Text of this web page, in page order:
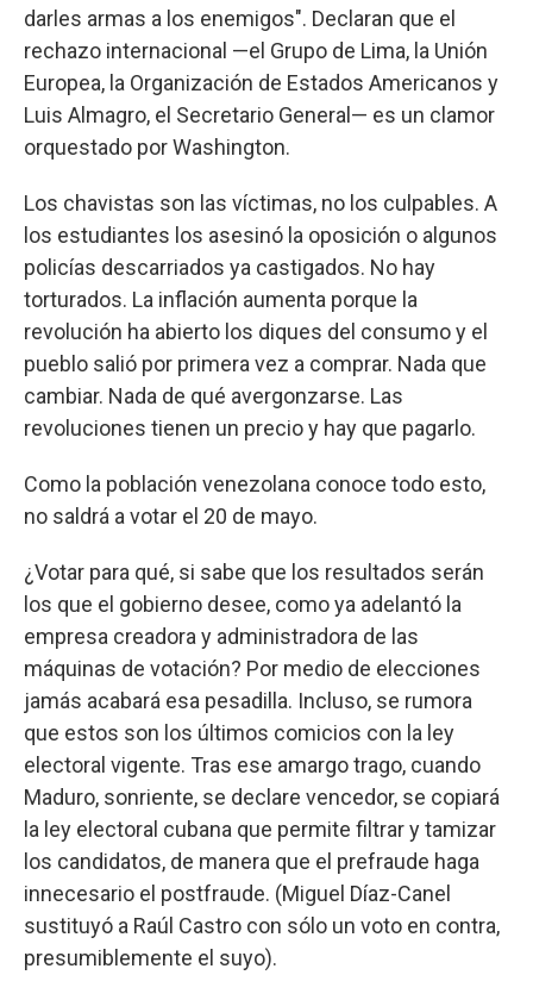
darles armas a los enemigos". Declaran que el
rechazo internacional —el Grupo de Lima, la Unión
Europea, la Organización de Estados Americanos y
Luis Almagro, el Secretario General— es un clamor
orquestado por Washington.
Los chavistas son las víctimas, no los culpables. A
los estudiantes los asesinó la oposición o algunos
policías descarriados ya castigados. No hay
torturados. La inflación aumenta porque la
revolución ha abierto los diques del consumo y el
pueblo salió por primera vez a comprar. Nada que
cambiar. Nada de qué avergonzarse. Las
revoluciones tienen un precio y hay que pagarlo.
Como la población venezolana conoce todo esto,
no saldrá a votar el 20 de mayo.
¿Votar para qué, si sabe que los resultados serán
los que el gobierno desee, como ya adelantó la
empresa creadora y administradora de las
máquinas de votación? Por medio de elecciones
jamás acabará esa pesadilla. Incluso, se rumora
que estos son los últimos comicios con la ley
electoral vigente. Tras ese amargo trago, cuando
Maduro, sonriente, se declare vencedor, se copiará
la ley electoral cubana que permite filtrar y tamizar
los candidatos, de manera que el prefraude haga
innecesario el postfraude. (Miguel Díaz-Canel
sustituyó a Raúl Castro con sólo un voto en contra,
presumiblemente el suyo).